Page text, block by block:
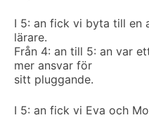
I 5: an fick vi byta till en
lärare.
Från 4: an till 5: an var
mer ansvar för
sitt pluggande.
I 5: an fick vi Eva och